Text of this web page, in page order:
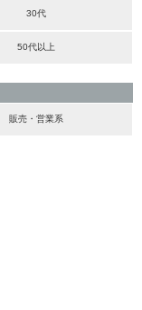
30代
50代以上
販売・営業系